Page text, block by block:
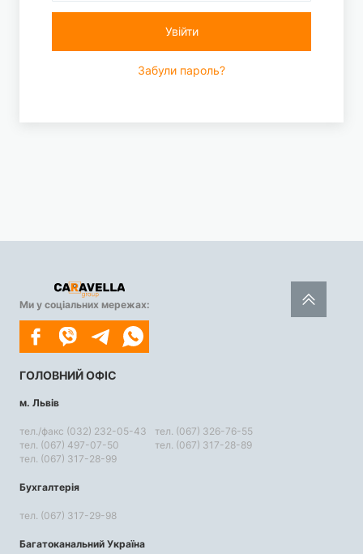
Увійти
Забули пароль?
Ми у соціальних мережах:
ГОЛОВНИЙ ОФІС
м. Львів
тел./факс (032) 232-05-43
тел. (067) 497-07-50
тел. (067) 317-28-99
тел. (067) 326-76-55
тел. (067) 317-28-89
Бухгалтерія
тел. (067) 317-29-98
Багатоканальний Україна